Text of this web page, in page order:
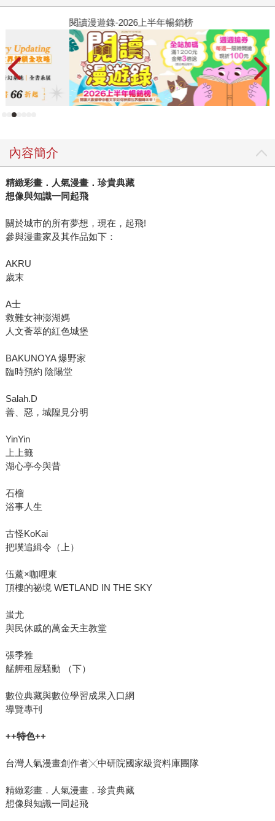
閱讀漫遊錄-2026上半年暢銷榜
內容簡介
精緻彩畫．人氣漫畫．珍貴典藏
想像與知識一同起飛
關於城市的所有夢想，現在，起飛!
參與漫畫家及其作品如下：
AKRU
歲末
A士
救難女神澎湖媽
人文薈萃的紅色城堡
BAKUNOYA 爆野家
臨時預約 陰陽堂
Salah.D
善、惡，城隍見分明
YinYin
上上籤
湖心亭今與昔
石榴
浴事人生
古怪KoKai
把噗追緝令（上）
伍薰×咖哩東
頂樓的祕境 WETLAND IN THE SKY
蚩尤
與民休戚的萬金天主教堂
張季雅
艋舺租屋騷動 （下）
數位典藏與數位學習成果入口網
導覽專刊
++特色++
台灣人氣漫畫創作者╳中研院國家級資料庫團隊
精緻彩畫．人氣漫畫．珍貴典藏
想像與知識一同起飛